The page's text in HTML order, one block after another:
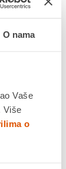
O nama
Vaše
Više
o
unutar 14